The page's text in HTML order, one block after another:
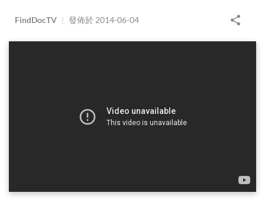
FindDocTV | 發佈於 2014-06-04